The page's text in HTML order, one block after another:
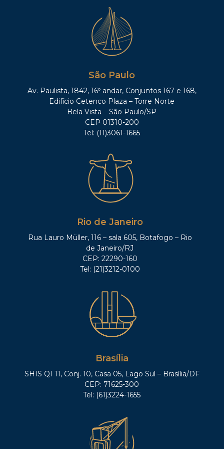
São Paulo
Av. Paulista, 1842, 16º andar, Conjuntos 167 e 168,
Edifício Cetenco Plaza – Torre Norte
Bela Vista – São Paulo/SP
CEP 01310-200
Tel: (11)3061-1665
Rio de Janeiro
Rua Lauro Müller, 116 – sala 605, Botafogo – Rio
de Janeiro/RJ
CEP: 22290-160
Tel: (21)3212-0100
Brasília
SHIS QI 11, Conj. 10, Casa 05, Lago Sul – Brasília/DF
CEP: 71625-300
Tel: (61)3224-1655